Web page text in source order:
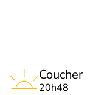
Coucher
20h48